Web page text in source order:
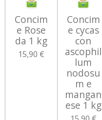
Concim
e Rose
da 1 kg
15,90 €
Concim
e cycas
con
ascophil
lum
nodosu
m e
mangan
ese 1 kg